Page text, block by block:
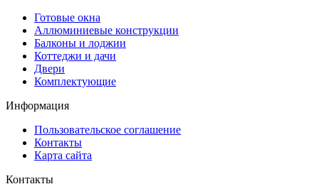
Готовые окна
Аллюминиевые конструкции
Балконы и лоджии
Коттеджи и дачи
Двери
Комплектующие
Информация
Пользовательское соглашение
Контакты
Карта сайта
Контакты